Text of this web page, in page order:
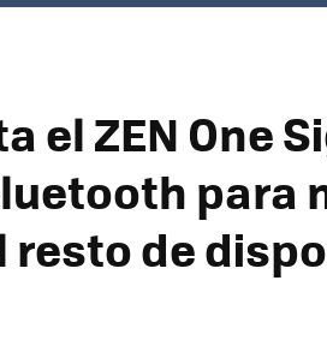
el ZEN One
para
resto de